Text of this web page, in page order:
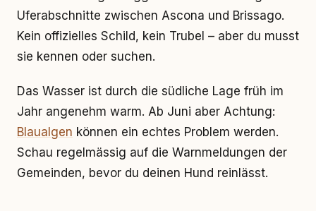
Uferabschnitte zwischen Ascona und Brissago.
Kein offizielles Schild, kein Trubel – aber du musst
sie kennen oder suchen.
Das Wasser ist durch die südliche Lage früh im
Jahr angenehm warm. Ab Juni aber Achtung:
Blaualgen können ein echtes Problem werden.
Schau regelmässig auf die Warnmeldungen der
Gemeinden, bevor du deinen Hund reinlässt.